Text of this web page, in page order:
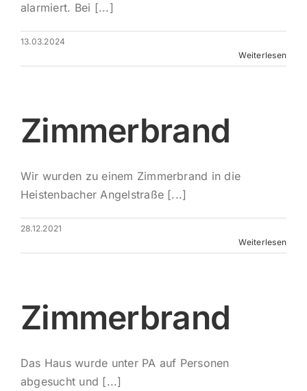
alarmiert. Bei [...]
13.03.2024
Weiterlesen
Zimmerbrand
Wir wurden zu einem Zimmerbrand in die
Heistenbacher Angelstraße [...]
28.12.2021
Weiterlesen
Zimmerbrand
Das Haus wurde unter PA auf Personen
abgesucht und [...]